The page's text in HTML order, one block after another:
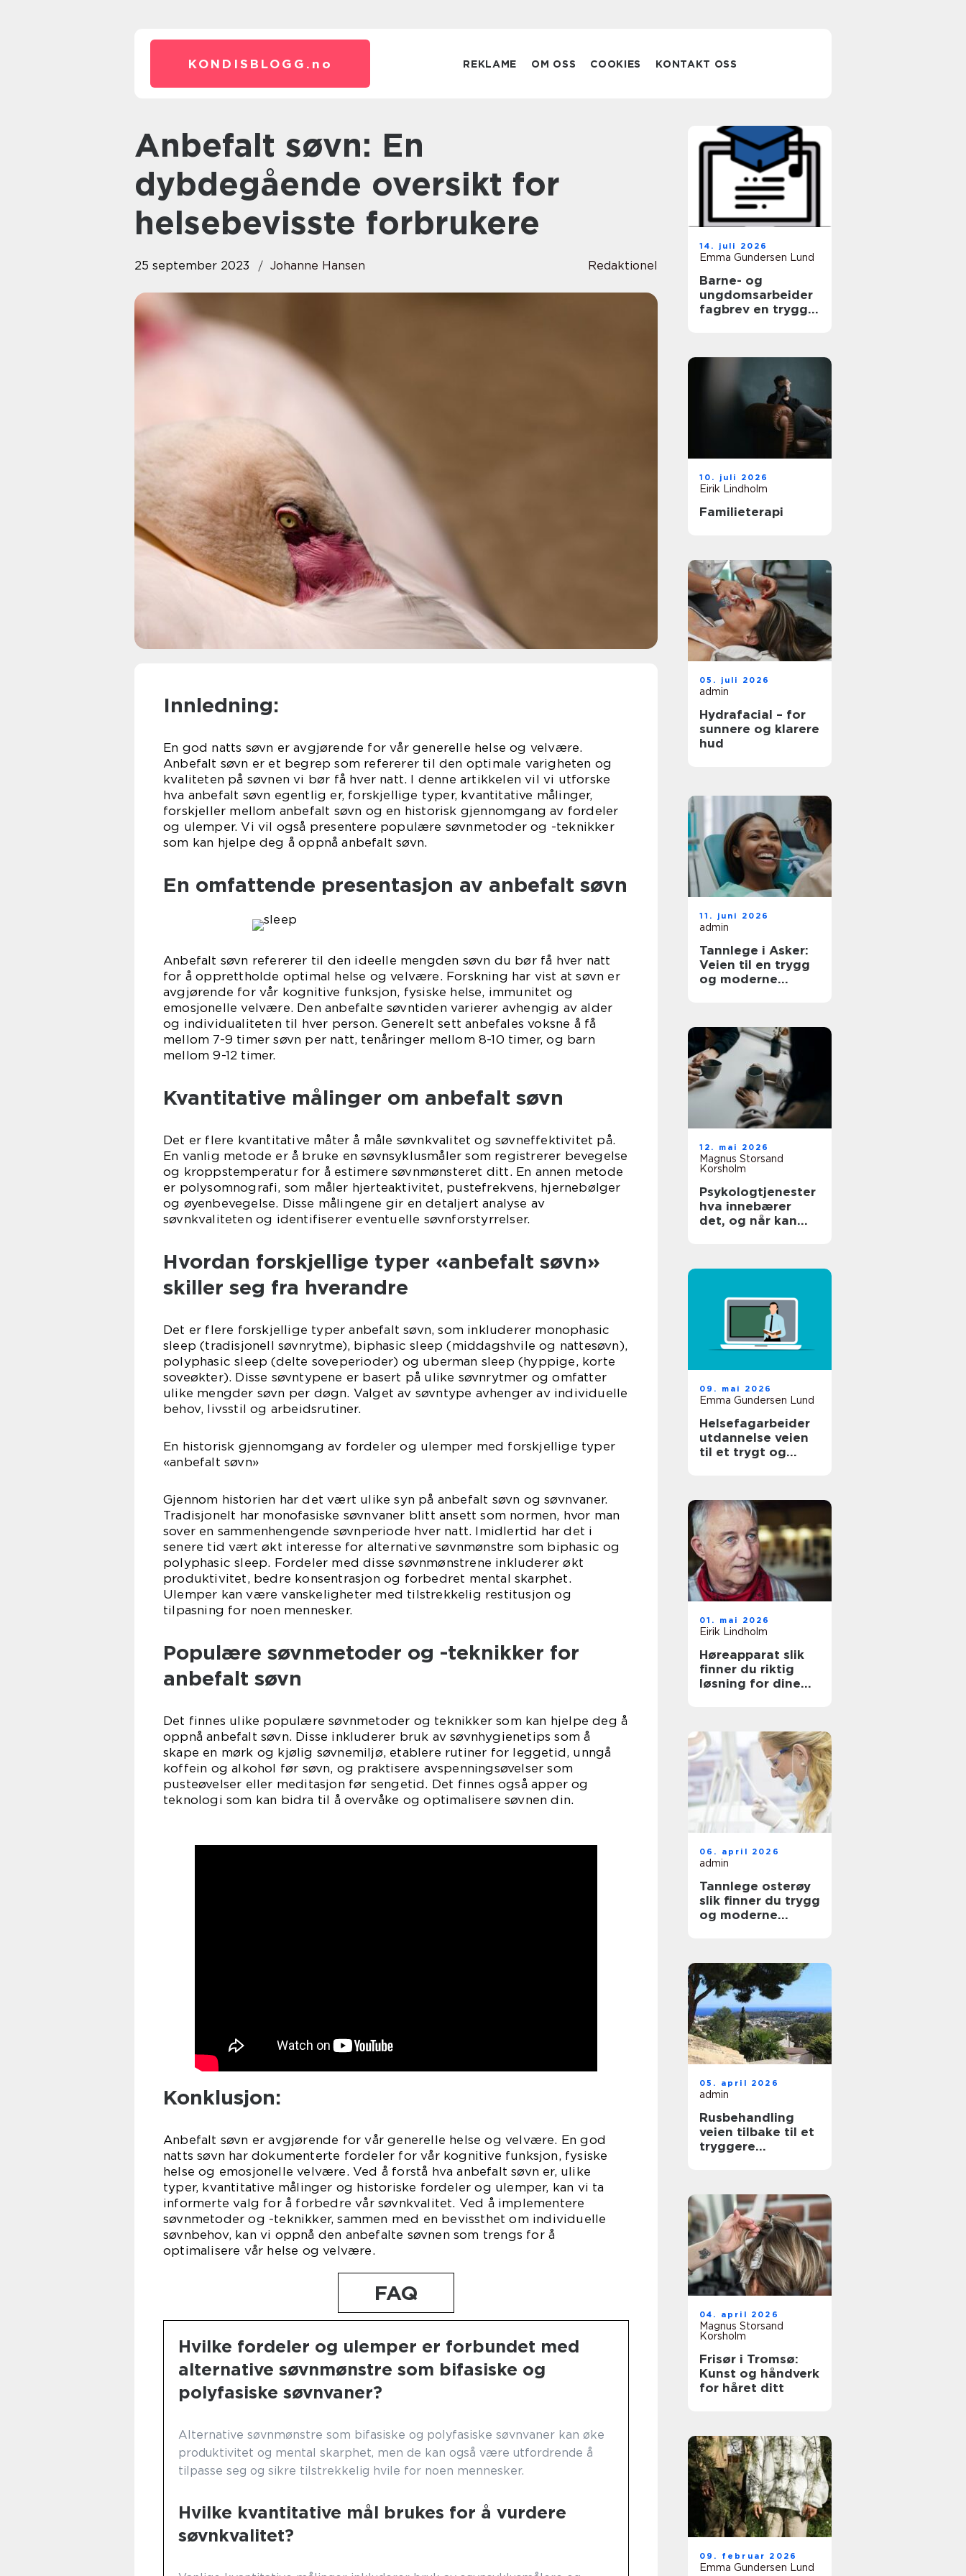
KONDISBLOGG. no REKLAME OM OSS COOKIES KONTAKT OSS
Anbefalt søvn: En
dybdegående oversikt for
helsebevisste forbrukere
25 september 2023 Johanne Hansen Redaktionel
Innledning:
En god natts søvn er avgjørende for vår generelle helse og velvære.
Anbefalt søvn er et begrep som refererer til den optimale varigheten og
kvaliteten på søvnen vi bør få hver natt. I denne artikkelen vil vi utforske
hva anbefalt søvn egentlig er, forskjellige typer, kvantitative målinger,
forskjeller mellom anbefalt søvn og en historisk gjennomgang av fordeler
og ulemper. Vi vil også presentere populære søvnmetoder og -teknikker
som kan hjelpe deg å oppnå anbefalt søvn.
En omfattende presentasjon av anbefalt søvn
Anbefalt søvn refererer til den ideelle mengden søvn du bør få hver natt
for å opprettholde optimal helse og velvære. Forskning har vist at søvn er
avgjørende for vår kognitive funksjon, fysiske helse, immunitet og
emosjonelle velvære. Den anbefalte søvntiden varierer avhengig av alder
og individualiteten til hver person. Generelt sett anbefales voksne å få
mellom 7-9 timer søvn per natt, tenåringer mellom 8-10 timer, og barn
mellom 9-12 timer.
Kvantitative målinger om anbefalt søvn
Det er flere kvantitative måter å måle søvnkvalitet og søvneffektivitet på.
En vanlig metode er å bruke en søvnsyklusmåler som registrerer bevegelse
og kroppstemperatur for å estimere søvnmønsteret ditt. En annen metode
er polysomnografi, som måler hjerteaktivitet, pustefrekvens, hjernebølger
og øyenbevegelse. Disse målingene gir en detaljert analyse av
søvnkvaliteten og identifiserer eventuelle søvnforstyrrelser.
Hvordan forskjellige typer «anbefalt søvn»
skiller seg fra hverandre
Det er flere forskjellige typer anbefalt søvn, som inkluderer monophasic
sleep (tradisjonell søvnrytme), biphasic sleep (middagshvile og nattesøvn),
polyphasic sleep (delte soveperioder) og uberman sleep (hyppige, korte
soveøkter). Disse søvntypene er basert på ulike søvnrytmer og omfatter
ulike mengder søvn per døgn. Valget av søvntype avhenger av individuelle
behov, livsstil og arbeidsrutiner.
En historisk gjennomgang av fordeler og ulemper med forskjellige typer
«anbefalt søvn»
Gjennom historien har det vært ulike syn på anbefalt søvn og søvnvaner.
Tradisjonelt har monofasiske søvnvaner blitt ansett som normen, hvor man
sover en sammenhengende søvnperiode hver natt. Imidlertid har det i
senere tid vært økt interesse for alternative søvnmønstre som biphasic og
polyphasic sleep. Fordeler med disse søvnmønstrene inkluderer økt
produktivitet, bedre konsentrasjon og forbedret mental skarphet.
Ulemper kan være vanskeligheter med tilstrekkelig restitusjon og
tilpasning for noen mennesker.
Populære søvnmetoder og -teknikker for
anbefalt søvn
Det finnes ulike populære søvnmetoder og teknikker som kan hjelpe deg å
oppnå anbefalt søvn. Disse inkluderer bruk av søvnhygienetips som å
skape en mørk og kjølig søvnemiljø, etablere rutiner for leggetid, unngå
koffein og alkohol før søvn, og praktisere avspenningsøvelser som
pusteøvelser eller meditasjon før sengetid. Det finnes også apper og
teknologi som kan bidra til å overvåke og optimalisere søvnen din.
Konklusjon:
Anbefalt søvn er avgjørende for vår generelle helse og velvære. En god
natts søvn har dokumenterte fordeler for vår kognitive funksjon, fysiske
helse og emosjonelle velvære. Ved å forstå hva anbefalt søvn er, ulike
typer, kvantitative målinger og historiske fordeler og ulemper, kan vi ta
informerte valg for å forbedre vår søvnkvalitet. Ved å implementere
søvnmetoder og -teknikker, sammen med en bevissthet om individuelle
søvnbehov, kan vi oppnå den anbefalte søvnen som trengs for å
optimalisere vår helse og velvære.
FAQ
Hvilke fordeler og ulemper er forbundet med
alternative søvnmønstre som bifasiske og
polyfasiske søvnvaner?
Alternative søvnmønstre som bifasiske og polyfasiske søvnvaner kan øke
produktivitet og mental skarphet, men de kan også være utfordrende å
tilpasse seg og sikre tilstrekkelig hvile for noen mennesker.
Hvilke kvantitative mål brukes for å vurdere
søvnkvalitet?
14. juli 2026
Emma Gundersen Lund
Barne- og
ungdomsarbeider
fagbrev en trygg
10. juli 2026
Eirik Lindholm
Familieterapi
05. juli 2026
admin
Hydrafacial – for
sunnere og klarere
hud
11. juni 2026
admin
Tannlege i Asker:
Veien til en trygg
og moderne
12. mai 2026
Magnus Storsand
Korsholm
Psykologtjenester
hva innebærer
det, og når kan
09. mai 2026
Emma Gundersen Lund
Helsefagarbeider
utdannelse veien
til et trygt og
01. mai 2026
Eirik Lindholm
Høreapparat slik
finner du riktig
løsning for dine
06. april 2026
admin
Tannlege osterøy
slik finner du trygg
og moderne
05. april 2026
admin
Rusbehandling
veien tilbake til et
tryggere
04. april 2026
Magnus Storsand
Korsholm
Frisør i Tromsø:
Kunst og håndverk
for håret ditt
09. februar 2026
Emma Gundersen Lund